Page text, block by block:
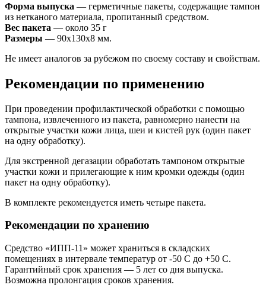
Форма выпуска — герметичные пакеты, содержащие тампон
из нетканого материала, пропитанный средством.
Вес пакета — около 35 г
Размеры — 90x130x8 мм.
Не имеет аналогов за рубежом по своему составу и свойствам.
Рекомендации по применению
При проведении профилактической обработки с помощью
тампона, извлеченного из пакета, равномерно нанести на
открытые участки кожи лица, шеи и кистей рук (один пакет
на одну обработку).
Для экстренной дегазации обработать тампоном открытые
участки кожи и прилегающие к ним кромки одежды (один
пакет на одну обработку).
В комплекте рекомендуется иметь четыре пакета.
Рекомендации по хранению
Средство «ИПП-11» может храниться в складских
помещениях в интервале температур от -50 С до +50 С.
Гарантийный срок хранения — 5 лет со дня выпуска.
Возможна пролонгация сроков хранения.